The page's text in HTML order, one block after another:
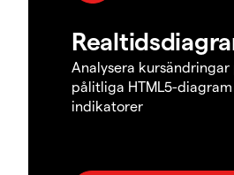
Analysera
pålitliga HTML5-
indikatorer